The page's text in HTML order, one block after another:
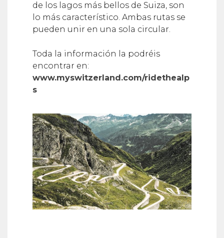
de los lagos más bellos de Suiza, son
lo más característico. Ambas rutas se
pueden unir en una sola circular.
Toda la información la podréis
encontrar en:
www.myswitzerland.com/ridethealp
s